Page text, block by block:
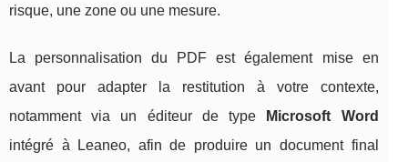
risque, une zone ou une mesure.
La personnalisation du PDF est également mise en
avant pour adapter la restitution à votre contexte,
notamment via un éditeur de type
Microsoft Word
intégré à Leaneo, afin de produire un document final